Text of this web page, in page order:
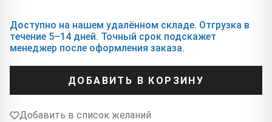
Доступно на нашем удалённом складе. Отгрузка в
течение 5–14 дней. Точный срок подскажет
менеджер после оформления заказа.
ДОБАВИТЬ В КОРЗИНУ
Добавить в список желаний